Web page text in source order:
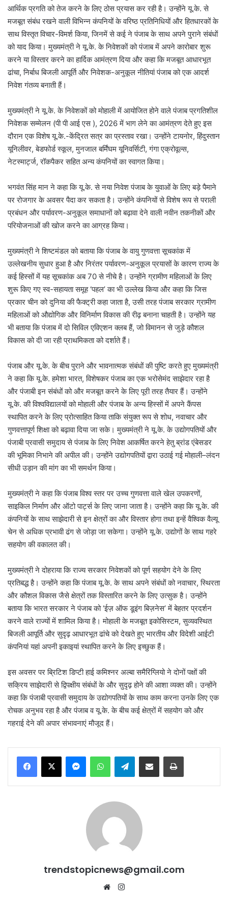
आर्थिक प्रगति को तेज करने के लिए ठोस प्रयास कर रही है। उन्होंने यू.के. से
मजबूत संबंध रखने वाली विभिन्न कंपनियों के वरिष्ठ प्रतिनिधियों और हितधारकों के
साथ विस्तृत विचार-विमर्श किया, जिनमें से कई ने पंजाब के साथ अपने पुराने संबंधों
को याद किया। मुख्यमंत्री ने यू.के. के निवेशकों को पंजाब में अपने कारोबार शुरू
करने या विस्तार करने का हार्दिक आमंत्रण दिया और कहा कि मजबूत आधारभूत
ढांचा, निर्बाध बिजली आपूर्ति और निवेशक-अनुकूल नीतियां पंजाब को एक आदर्श
निवेश गंतव्य बनाती हैं।
मुख्यमंत्री ने यू.के. के निवेशकों को मोहाली में आयोजित होने वाले पंजाब प्रगतिशील
निवेशक सम्मेलन (पी पी आई एस ), 2026 में भाग लेने का आमंत्रण देते हुए इस
दौरान एक विशेष यू.के.-केंद्रित सत्र का प्रस्ताव रखा। उन्होंने टायनोर, हिंदुस्तान
यूनिलीवर, बेडफोर्ड स्कूल, मुनजाल बर्मिंघम यूनिवर्सिटी, गंगा एक्रोवूल्स,
नेटस्मार्ट्ज, रॉकपैकर सहित अन्य कंपनियों का स्वागत किया।
भगवंत सिंह मान ने कहा कि यू.के. से नया निवेश पंजाब के युवाओं के लिए बड़े पैमाने
पर रोजगार के अवसर पैदा कर सकता है। उन्होंने कंपनियों से विशेष रूप से पराली
प्रबंधन और पर्यावरण-अनुकूल समाधानों को बढ़ावा देने वाली नवीन तकनीकों और
परियोजनाओं की खोज करने का आग्रह किया।
मुख्यमंत्री ने शिष्टमंडल को बताया कि पंजाब के वायु गुणवत्ता सूचकांक में
उल्लेखनीय सुधार हुआ है और निरंतर पर्यावरण-अनुकूल प्रयासों के कारण राज्य के
कई हिस्सों में यह सूचकांक अब 70 से नीचे है। उन्होंने ग्रामीण महिलाओं के लिए
शुरू किए गए स्व-सहायता समूह ‘पहल’ का भी उल्लेख किया और कहा कि जिस
प्रकार चीन को दुनिया की फैक्ट्री कहा जाता है, उसी तरह पंजाब सरकार ग्रामीण
महिलाओं को औद्योगिक और विनिर्माण विकास की रीढ़ बनाना चाहती है। उन्होंने यह
भी बताया कि पंजाब में दो सिविल एविएशन क्लब हैं, जो विमानन से जुड़े कौशल
विकास को दी जा रही प्राथमिकता को दर्शाते हैं।
पंजाब और यू.के. के बीच पुराने और भावनात्मक संबंधों की पुष्टि करते हुए मुख्यमंत्री
ने कहा कि यू.के. हमेशा भारत, विशेषकर पंजाब का एक भरोसेमंद साझेदार रहा है
और पंजाबी इन संबंधों को और मजबूत करने के लिए पूरी तरह तैयार हैं। उन्होंने
यू.के. की विश्वविद्यालयों को मोहाली और पंजाब के अन्य हिस्सों में अपने कैंपस
स्थापित करने के लिए प्रोत्साहित किया ताकि संयुक्त रूप से शोध, नवाचार और
गुणवत्तापूर्ण शिक्षा को बढ़ावा दिया जा सके। मुख्यमंत्री ने यू.के. के उद्योगपतियों और
पंजाबी प्रवासी समुदाय से पंजाब के लिए निवेश आकर्षित करने हेतु ब्रांड एंबेसडर
की भूमिका निभाने की अपील की। उन्होंने उद्योगपतियों द्वारा उठाई गई मोहाली–लंदन
सीधी उड़ान की मांग का भी समर्थन किया।
मुख्यमंत्री ने कहा कि पंजाब विश्व स्तर पर उच्च गुणवत्ता वाले खेल उपकरणों,
साइकिल निर्माण और ऑटो पार्ट्स के लिए जाना जाता है। उन्होंने कहा कि यू.के. की
कंपनियों के साथ साझेदारी से इन क्षेत्रों का और विस्तार होगा तथा इन्हें वैश्विक वैल्यू
चेन से अधिक प्रभावी ढंग से जोड़ा जा सकेगा। उन्होंने यू.के. उद्योगों के साथ गहरे
सहयोग की वकालत की।
मुख्यमंत्री ने दोहराया कि राज्य सरकार निवेशकों को पूर्ण सहयोग देने के लिए
प्रतिबद्ध है। उन्होंने कहा कि पंजाब यू.के. के साथ अपने संबंधों को नवाचार, स्थिरता
और कौशल विकास जैसे क्षेत्रों तक विस्तारित करने के लिए उत्सुक है। उन्होंने
बताया कि भारत सरकार ने पंजाब को ‘ईज़ ऑफ डूइंग बिज़नेस’ में बेहतर प्रदर्शन
करने वाले राज्यों में शामिल किया है। मोहाली के मजबूत इकोसिस्टम, सुव्यवस्थित
बिजली आपूर्ति और सुदृढ़ आधारभूत ढांचे को देखते हुए भारतीय और विदेशी आईटी
कंपनियां यहां अपनी इकाइयां स्थापित करने के लिए इच्छुक हैं।
इस अवसर पर ब्रिटिश डिप्टी हाई कमिश्नर अल्बा समैरिग्लियो ने दोनों पक्षों की
सक्रिय साझेदारी से द्विपक्षीय संबंधों के और सुदृढ़ होने की आशा व्यक्त की। उन्होंने
कहा कि पंजाबी प्रवासी समुदाय के उद्योगपतियों के साथ काम करना उनके लिए एक
रोचक अनुभव रहा है और पंजाब व यू.के. के बीच कई क्षेत्रों में सहयोग को और
गहराई देने की अपार संभावनाएं मौजूद हैं।
MessengerWhatsAppTelegramShare via Email Print
trendstopicnews@gmail.com
Website